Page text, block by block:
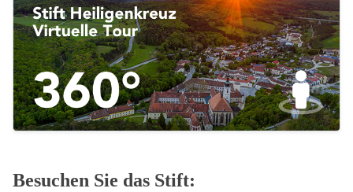
Besuchen Sie das Stift: